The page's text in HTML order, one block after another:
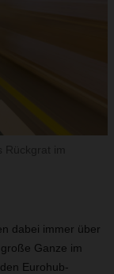
dabei immer über
Ganze im
Eurohub-